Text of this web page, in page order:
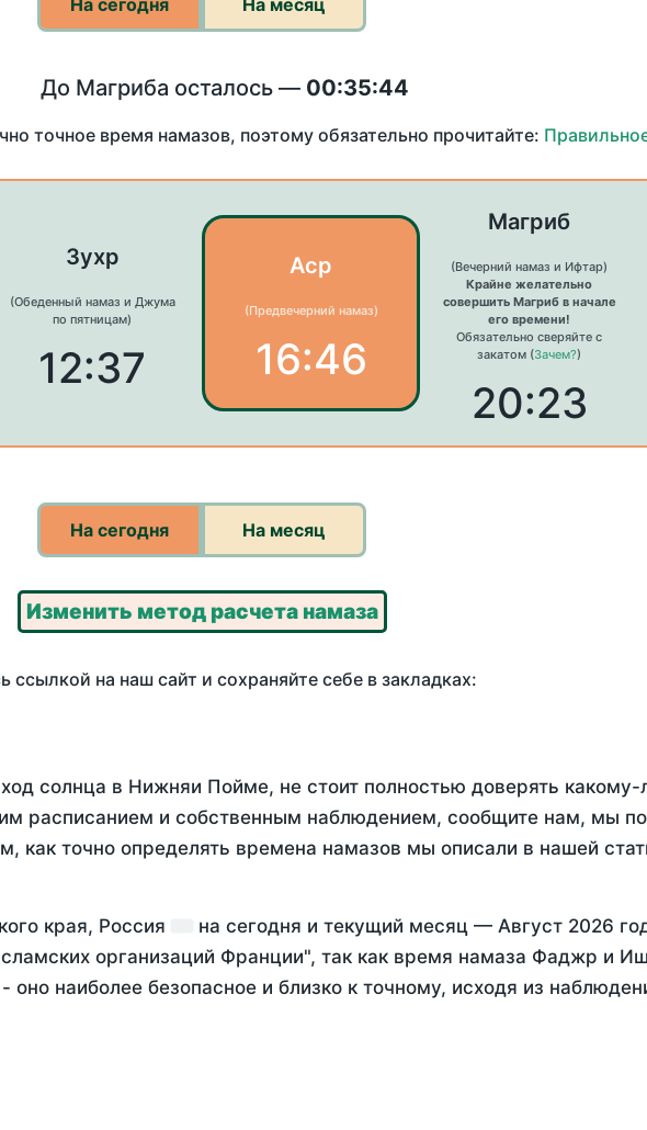
На сегодня На месяц
До Магриба осталось — 00:35:44
точное время намазов, поэтому обязательно прочитайте:
Зухр
(Обеденный намаз и Джума
по пятницам)
12:37
Аср
(Предвечерний намаз)
16:46
Магриб
(Вечерний намаз и Ифтар)
Крайне желательно
совершить Магриб в начале
его времени!
Обязательно сверяйте с
закатом (Зачем?)
20:23
На сегодня На месяц
Изменить метод расчета намаза
ссылкой на наш сайт и сохраняйте себе в закладках:
солнца в Нижняи Пойме, не стоит полностью доверять
расписанием и собственным наблюдением, сообщите нам, мы
как точно определять времена намазов мы описали в нашей
края, Россия на сегодня и текущий месяц — Август 2026
организаций Франции", так как время намаза Фаджр и
оно наиболее безопасное и близко к точному, исходя из